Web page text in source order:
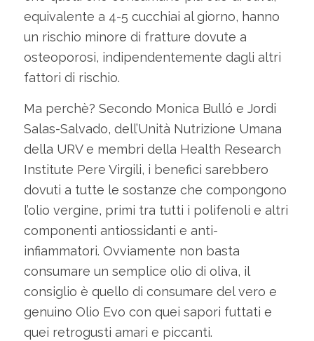
equivalente a 4-5 cucchiai al giorno, hanno
un rischio minore di fratture dovute a
osteoporosi, indipendentemente dagli altri
fattori di rischio.
Ma perchè? Secondo Monica Bulló e Jordi
Salas-Salvado, dell’Unità Nutrizione Umana
della URV e membri della Health Research
Institute Pere Virgili, i benefici sarebbero
dovuti a tutte le sostanze che compongono
l’olio vergine, primi tra tutti i polifenoli e altri
componenti antiossidanti e anti-
infiammatori. Ovviamente non basta
consumare un semplice olio di oliva, il
consiglio è quello di consumare del vero e
genuino Olio Evo con quei sapori futtati e
quei retrogusti amari e piccanti.